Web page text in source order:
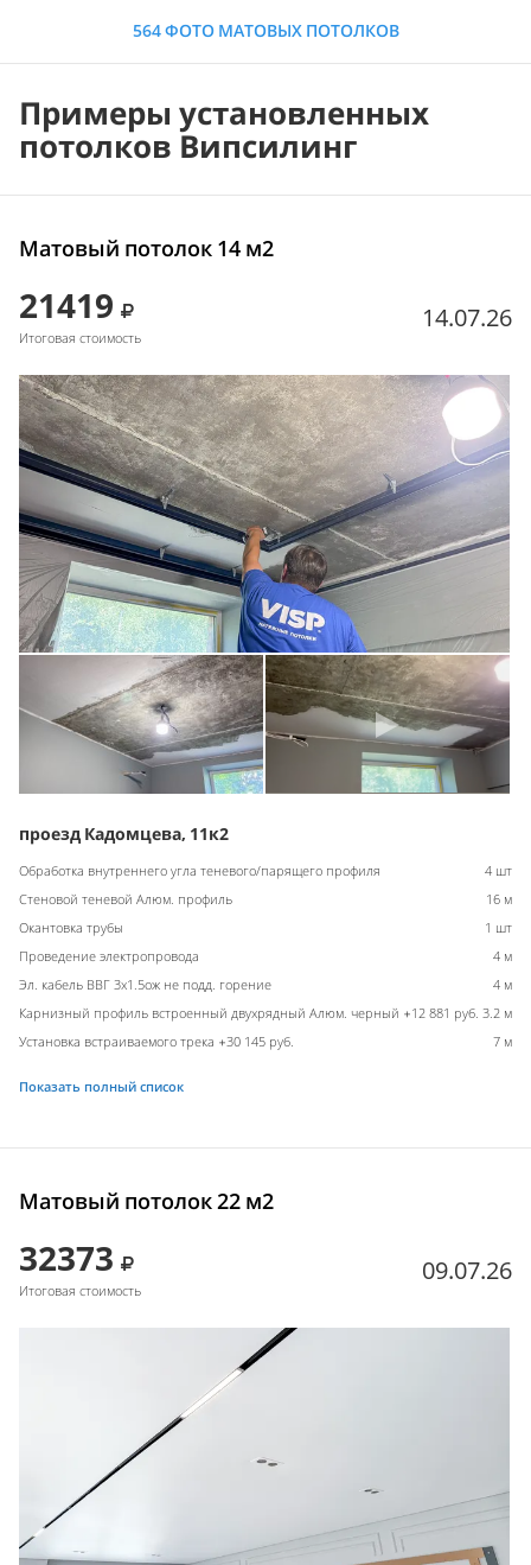
564 ФОТО МАТОВЫХ ПОТОЛКОВ
Примеры установленных
потолков Випсилинг
Матовый потолок 14 м2
21419
Итоговая стоимость
14.07.26
проезд Кадомцева, 11к2
Обработка внутреннего угла теневого/парящего профиля
4 шт
Стеновой теневой Алюм. профиль
16 м
Окантовка трубы
1 шт
Проведение электропровода
4 м
Эл. кабель ВВГ 3х1.5ож не подд. горение
4 м
Карнизный профиль встроенный двухрядный Алюм. черный +12 881 руб. 3.2 м
Установка встраиваемого трека +30 145 руб.
7 м
Показать полный список
Матовый потолок 22 м2
32373
Итоговая стоимость
09.07.26